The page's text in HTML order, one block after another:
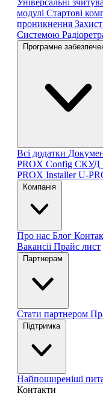
Універсальні
модулі Стартові
проникнення
Системою
Програмне
Всі додатки
PROX Config СКУД
PROX InstallerU-
Компанія
Про нас Блог
ВакансіїПрайс лист
Партнерам
Стати партнером
Підтримка
Найпоширеніші
Контакти